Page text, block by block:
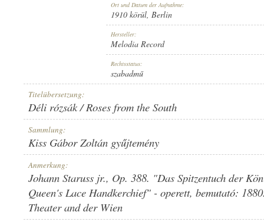
MELODIA RECORD
Ort und Datum der Aufnahme:
1910 körül, Berlin
Hersteller:
Melodia Record
Rechtsstatus:
szabadmű
Titelübersetzung:
Déli rózsák / Roses from the South
Sammlung:
Kiss Gábor Zoltán gyűjtemény
Anmerkung:
Johann Staruss jr., Op. 388. "Das Spitzentuch der
Queen's Lace Handkerchief" - operett, bemutató:
Theater and der Wien